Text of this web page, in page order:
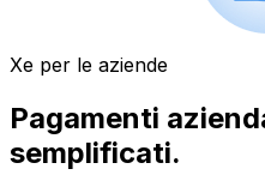
Xe per le aziende
Pagamenti
semplificati.